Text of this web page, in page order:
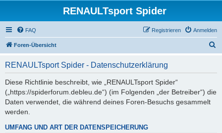
RENAULTsport Spider
FAQ Anmelden
Registrieren
Foren-Übersicht
RENAULTsport Spider - Datenschutzerklärung
Diese Richtlinie beschreibt, wie „RENAULTsport Spider“
(„https://spiderforum.debleu.de“) (im Folgenden „der Betreiber“) die
Daten verwendet, die während deines Foren-Besuchs gesammelt
werden.
UMFANG UND ART DER DATENSPEICHERUNG